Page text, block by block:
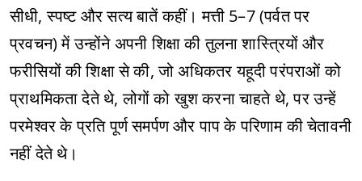
सीधी, स्पष्ट और सत्य बातें कहीं। मत्ती 5–7 (पर्वत पर
प्रवचन) में उन्होंने अपनी शिक्षा की तुलना शास्त्रियों और
फरीसियों की शिक्षा से की, जो अधिकतर यहूदी परंपराओं को
प्राथमिकता देते थे, लोगों को खुश करना चाहते थे, पर उन्हें
परमेश्वर के प्रति पूर्ण समर्पण और पाप के परिणाम की चेतावनी
नहीं देते थे।